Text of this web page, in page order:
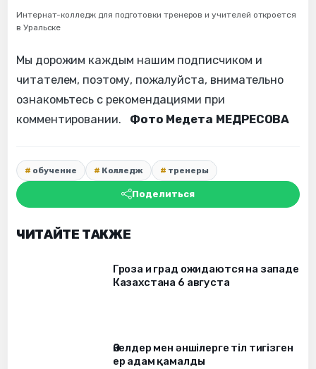
Интернат-колледж для подготовки тренеров и учителей откроется
в Уральске
Мы дорожим каждым нашим подписчиком и
читателем, поэтому, пожалуйста, внимательно
ознакомьтесь с рекомендациями при
комментировании. Фото Медета МЕДРЕСОВА
обучение Колледж тренеры
Поделиться
ЧИТАЙТЕ ТАКЖЕ
Гроза и град ожидаются на западе
Казахстана 6 августа
Әйелдер мен әншілерге тіл тигізген
ер адам қамалды